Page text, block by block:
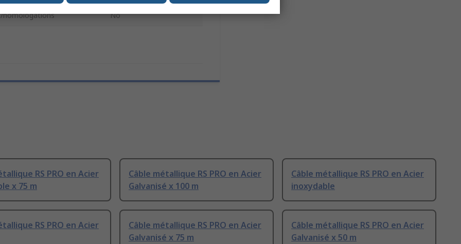
homologations No
RS PRO en Acier
x 75 m
Câble métallique RS PRO en Acier
Galvanisé x 100 m
Câble métallique RS PRO en Acier
inoxydable
RS PRO en Acier
Câble métallique RS PRO en Acier
Galvanisé x 75 m
Câble métallique RS PRO en Acier
Galvanisé x 50 m